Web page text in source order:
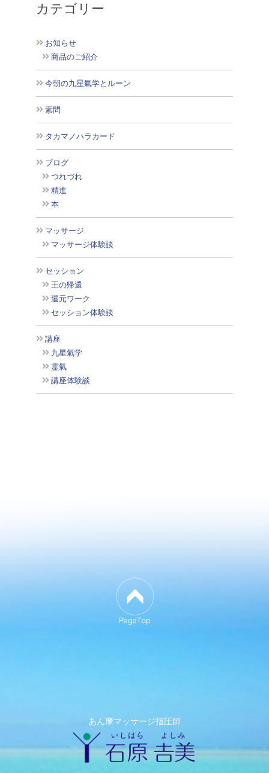
カテゴリー
お知らせ
商品のご紹介
今朝の九星氣学とルーン
素問
タカマノハラカード
ブログ
つれづれ
精進
本
マッサージ
マッサージ体験談
セッション
王の帰還
還元ワーク
セッション体験談
講座
九星氣学
霊氣
講座体験談
あん摩マッサージ指圧師